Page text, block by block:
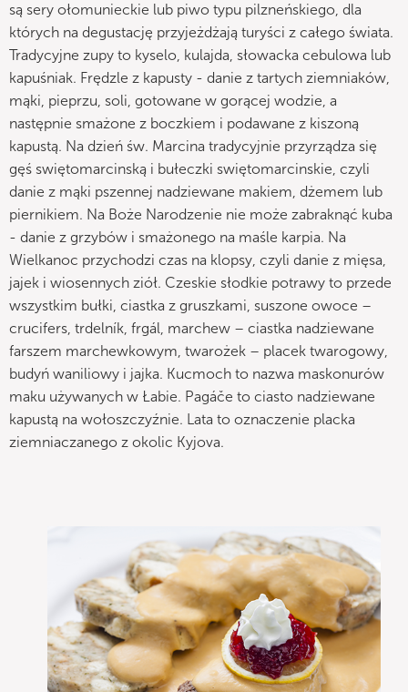
są sery ołomunieckie lub piwo typu pilzneńskiego, dla
których na degustację przyjeżdżają turyści z całego świata.
Tradycyjne zupy to kyselo, kulajda, słowacka cebulowa lub
kapuśniak. Frędzle z kapusty - danie z tartych ziemniaków,
mąki, pieprzu, soli, gotowane w gorącej wodzie, a
następnie smażone z boczkiem i podawane z kiszoną
kapustą. Na dzień św. Marcina tradycyjnie przyrządza się
gęś swiętomarcinską i bułeczki swiętomarcinskie, czyli
danie z mąki pszennej nadziewane makiem, dżemem lub
piernikiem. Na Boże Narodzenie nie może zabraknąć kuba
- danie z grzybów i smażonego na maśle karpia. Na
Wielkanoc przychodzi czas na klopsy, czyli danie z mięsa,
jajek i wiosennych ziół. Czeskie słodkie potrawy to przede
wszystkim bułki, ciastka z gruszkami, suszone owoce –
crucifers, trdelník, frgál, marchew – ciastka nadziewane
farszem marchewkowym, twarożek – placek twarogowy,
budyń waniliowy i jajka. Kucmoch to nazwa maskonurów
maku używanych w Łabie. Pagáče to ciasto nadziewane
kapustą na wołoszczyźnie. Lata to oznaczenie placka
ziemniaczanego z okolic Kyjova.